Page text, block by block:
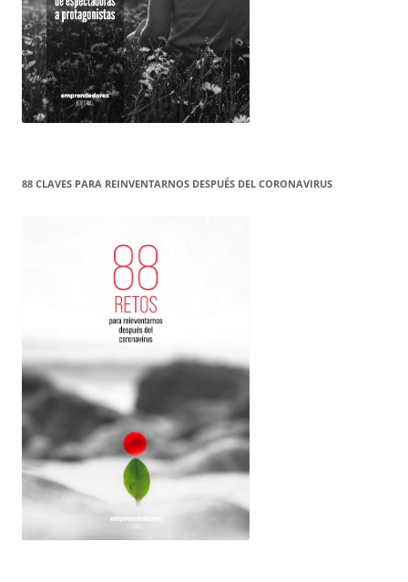
88 CLAVES PARA REINVENTARNOS DESPUÉS DEL CORONAVIRUS